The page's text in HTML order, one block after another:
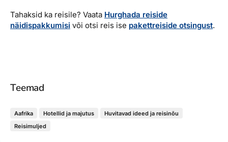
Tahaksid ka reisile? Vaata Hurghada reiside
näidispakkumisi või otsi reis ise pakettreiside otsingust.
Teemad
Aafrika Hotellid ja majutus
Huvitavad ideed ja reisinõu
Reisimuljed